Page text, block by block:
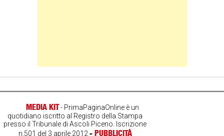
MEDIA KIT- PrimaPaginaOnline è un
quotidiano iscritto al Registro della Stampa
presso il Tribunale di Ascoli Piceno. Iscrizione
n.501 del 3 aprile 2012- PUBBLICITÀ